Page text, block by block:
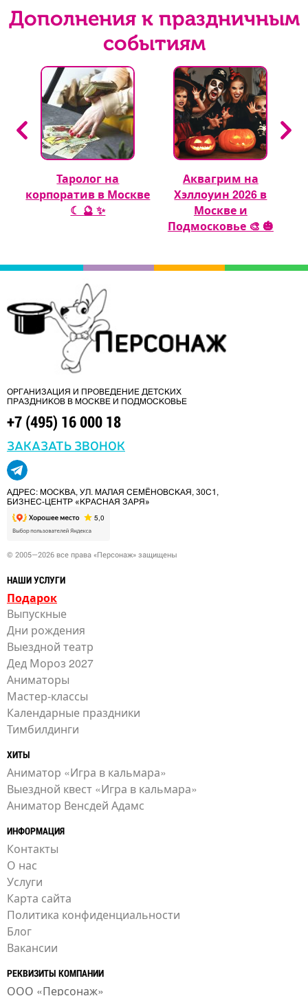
Дополнения к праздничным
событиям
Таролог на
корпоратив в Москве
☾ 🔮 ✨
Аквагрим на
Хэллоуин 2026 в
Москве и
Подмосковье 🎨 🎃
ОРГАНИЗАЦИЯ И ПРОВЕДЕНИЕ ДЕТСКИХ
ПРАЗДНИКОВ В МОСКВЕ И ПОДМОСКОВЬЕ
+7 (495) 16 000 18
ЗАКАЗАТЬ ЗВОНОК
АДРЕС: МОСКВА, УЛ. МАЛАЯ СЕМЁНОВСКАЯ, 30С1,
БИЗНЕС-ЦЕНТР «КРАСНАЯ ЗАРЯ»
© 2005—2026 все права «Персонаж» защищены
НАШИ УСЛУГИ
Подарок
Выпускные
Дни рождения
Выездной театр
Дед Мороз 2027
Аниматоры
Мастер-классы
Календарные праздники
Тимбилдинги
ХИТЫ
Аниматор «Игра в кальмара»
Выездной квест «Игра в кальмара»
Аниматор Венсдей Адамс
ИНФОРМАЦИЯ
Контакты
О нас
Услуги
Карта сайта
Политика конфиденциальности
Блог
Вакансии
РЕКВИЗИТЫ КОМПАНИИ
ООО «Персонаж»